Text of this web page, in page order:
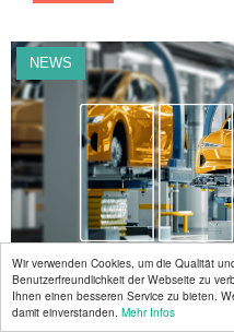
Wir verwenden Cookies, um die Qualität
Benutzerfreundlichkeit der Webseite zu
Ihnen einen besseren Service zu bieten.
damit einverstanden. Mehr Infos
NEWS
Battery Show